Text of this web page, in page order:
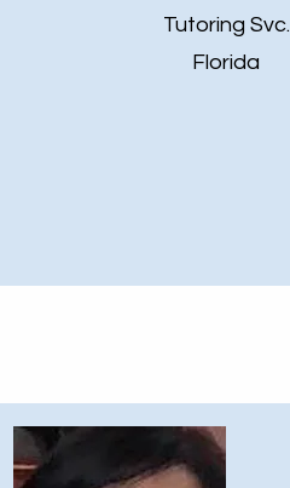
Tutoring Svc.
Florida